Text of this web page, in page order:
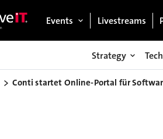
Events Livestreams
Strategy
Conti startet Online-Portal für